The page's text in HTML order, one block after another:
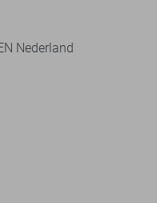
Nederland